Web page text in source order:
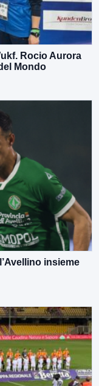
Rocio Aurora
Mondo
insieme